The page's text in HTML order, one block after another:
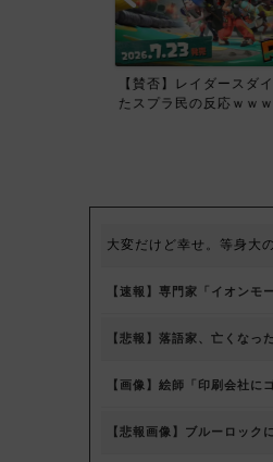
【賛否】レイダースダ
たスプラ民の反応ｗｗｗ
大変だけど幸せ。等身大
【速報】専門家「イオンモ
【悲報】落語家、亡くな
【画像】絵師「印刷会社
【悲報画像】ブルーロッ